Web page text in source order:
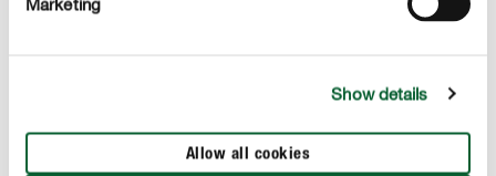
Show details
Allow all cookies